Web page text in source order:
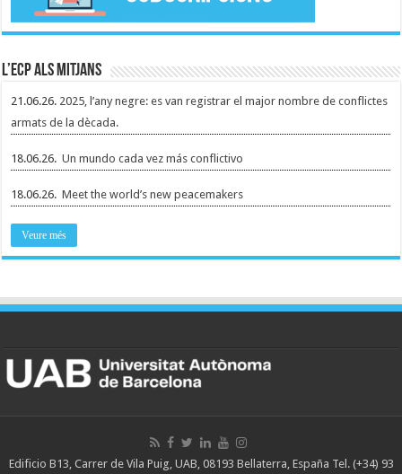
L’ECP als mitjans
21.06.26. 2025, l’any negre: es van registrar el major nombre de conflictes
armats de la dècada.
18.06.26.Un mundo cada vez más conflictivo
18.06.26.Meet the world’s new peacemakers
Veure més
Edificio B13, Carrer de Vila Puig, UAB, 08193 Bellaterra, España Tel. (+34) 93